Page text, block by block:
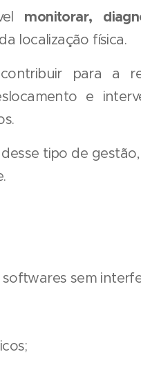
monitorar,
localização física.
para a
e
tipo de
sem